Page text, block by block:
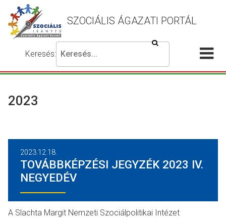
SZOCIÁLIS ÁGAZATI PORTÁL
Keresés:
Írja
be
keresni
kívánt
meg
a
keresés
gombot.
Keresés
beállítások
2023
2023.12.18.
TOVÁBBKÉPZÉSI JEGYZÉK 2023 IV.
NEGYEDÉV
A Slachta Margit Nemzeti Szociálpolitikai Intézet